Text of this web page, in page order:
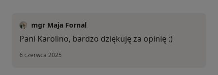
mgr Maja Fornal
Pani Karolino, bardzo dziękuję za opinię :)
6 czerwca 2025